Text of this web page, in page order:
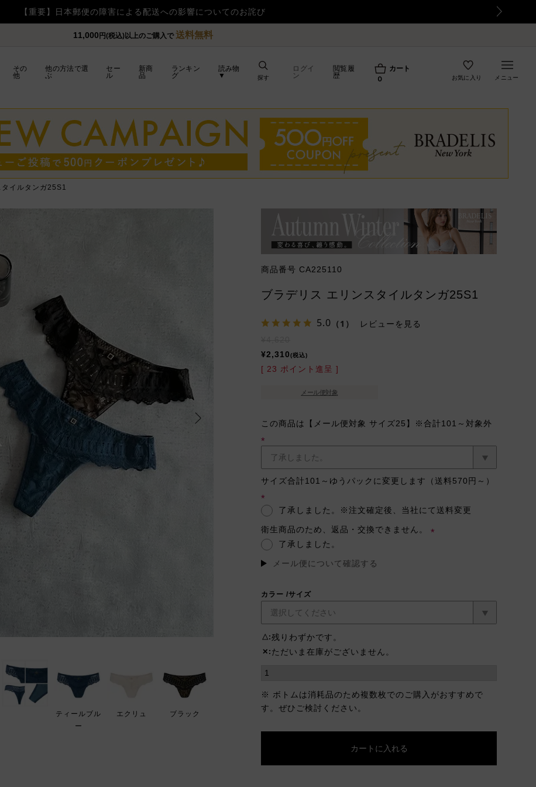
【重要】令和8年熊本地震の影響によるお荷物のお届け遅延について
11,000 円(税込)以上のご購入で送料無料
その
他
他の方法で選
ぶ
セー
ル
新商
品
ランキン
グ
読み物
▼
ログイ
ン
閲覧履
歴
カート
0
探す お気に入り メニュー
イルタンガ25S1
ティールブル
ー
エクリュ ブラック
商品番号 CA225110
ブラデリス エリンスタイルタンガ25S1
5.0 （1） レビューを見る
¥2,310 税込
[ 23 ポイント進呈 ]
メール便対象
この商品は【メール便対象 サイズ25】※合計101～対象外
(必
須)
サイズ合計101～ゆうパックに変更します（送料570円～）
(必
須)
了承しました。※注文確定後、当社にて送料変更
衛生商品のため、返品・交換できません。
了承しました。
メール便について確認する
カラー サイズ
△ 残りわずかです。
✕ ただいま在庫がございません。
※ ボトムは消耗品のため複数枚でのご購入がおすすめで
す。ぜひご検討ください。
カートに入れる